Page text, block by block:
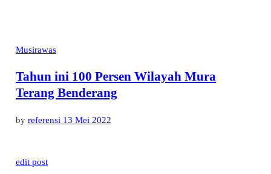
Musirawas
Tahun ini 100 Persen Wilayah Mura
Terang Benderang
by referensi 13 Mei 2022
edit post